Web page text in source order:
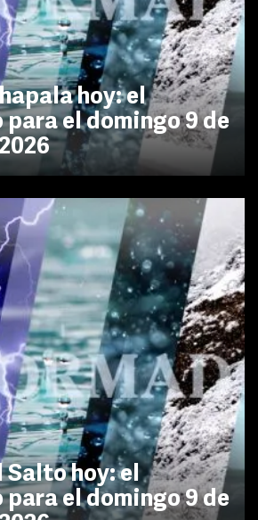
hoy: el
el domingo 9 de
Salto hoy: el
el domingo 9 de